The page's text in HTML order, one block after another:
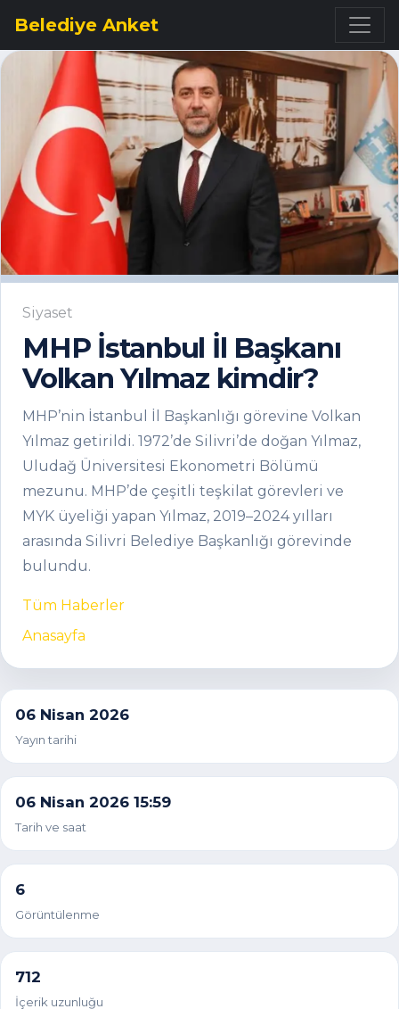
Belediye Anket
Siyaset
MHP İstanbul İl Başkanı
Volkan Yılmaz kimdir?
MHP’nin İstanbul İl Başkanlığı görevine Volkan
Yılmaz getirildi. 1972’de Silivri’de doğan Yılmaz,
Uludağ Üniversitesi Ekonometri Bölümü
mezunu. MHP’de çeşitli teşkilat görevleri ve
MYK üyeliği yapan Yılmaz, 2019–2024 yılları
arasında Silivri Belediye Başkanlığı görevinde
bulundu.
Tüm Haberler
Anasayfa
06 Nisan 2026
Yayın tarihi
06 Nisan 2026 15:59
Tarih ve saat
6
Görüntülenme
712
İçerik uzunluğu